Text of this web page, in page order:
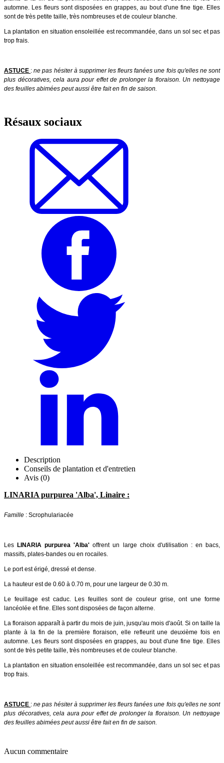
automne. Les fleurs sont disposées en grappes, au bout d'une fine tige. Elles
sont de très petite taille, très nombreuses et de couleur blanche.
La plantation en situation ensoleillée est recommandée, dans un sol sec et pas
trop frais.
ASTUCE : ne pas hésiter à supprimer les fleurs fanées une fois qu'elles ne sont
plus décoratives, cela aura pour effet de prolonger la floraison. Un nettoyage
des feuilles abimées peut aussi être fait en fin de saison.
Résaux sociaux
Description
Conseils de plantation et d'entretien
Avis (0)
LINARIA purpurea 'Alba', Linaire :
Famille : Scrophulariacée
Les LINARIA purpurea 'Alba'offrent un large choix d'utilisation : en bacs,
massifs, plates-bandes ou en rocailes.
Le port est érigé, dressé et dense.
La hauteur est de 0.60 à 0.70 m, pour une largeur de 0.30 m.
Le feuillage est caduc. Les feuilles sont de couleur grise, ont une forme
lancéolée et fine. Elles sont disposées de façon alterne.
La floraison apparaît à partir du mois de juin, jusqu'au mois d'août. Si on taille la
plante à la fin de la première floraison, elle refleurit une deuxième fois en
automne. Les fleurs sont disposées en grappes, au bout d'une fine tige. Elles
sont de très petite taille, très nombreuses et de couleur blanche.
La plantation en situation ensoleillée est recommandée, dans un sol sec et pas
trop frais.
ASTUCE : ne pas hésiter à supprimer les fleurs fanées une fois qu'elles ne sont
plus décoratives, cela aura pour effet de prolonger la floraison. Un nettoyage
des feuilles abimées peut aussi être fait en fin de saison.
Aucun commentaire